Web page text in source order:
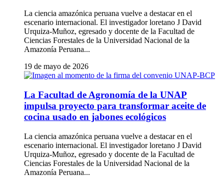
La ciencia amazónica peruana vuelve a destacar en el
escenario internacional. El investigador loretano J David
Urquiza-Muñoz, egresado y docente de la Facultad de
Ciencias Forestales de la Universidad Nacional de la
Amazonía Peruana...
19 de mayo de 2026
La Facultad de Agronomía de la UNAP
impulsa proyecto para transformar aceite de
cocina usado en jabones ecológicos
La ciencia amazónica peruana vuelve a destacar en el
escenario internacional. El investigador loretano J David
Urquiza-Muñoz, egresado y docente de la Facultad de
Ciencias Forestales de la Universidad Nacional de la
Amazonía Peruana...